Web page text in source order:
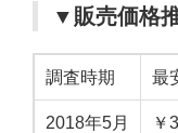
▼販売価格
調査時期 最
2018年5月 ￥